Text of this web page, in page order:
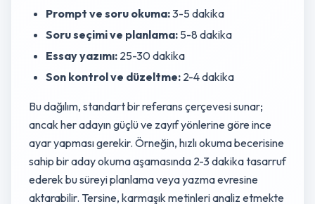
Prompt ve soru okuma:3-5 dakika
Soru seçimi ve planlama: 5-8 dakika
Essay yazımı: 25-30 dakika
Son kontrol ve düzeltme: 2-4 dakika
Bu dağılım, standart bir referans çerçevesi sunar;
ancak her adayın güçlü ve zayıf yönlerine göre ince
ayar yapması gerekir. Örneğin, hızlı okuma becerisine
sahip bir aday okuma aşamasında 2-3 dakika tasarruf
ederek bu süreyi planlama veya yazma evresine
aktarabilir. Tersine, karmaşık metinleri analiz etmekte